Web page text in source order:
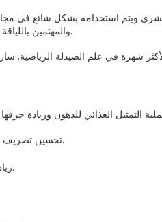
والمهتمين باللياقة البدنية، نظرًا لتأثيراته المحتملة على الدهون والوزن.
تحسين تصريف الدهون المتراكمة في مناطق معينة من الجسم.
زيادة معدل الاستشفاء بعد التمرين وتخفيف التعب.